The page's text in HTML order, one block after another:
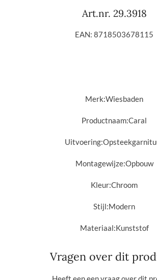
Art.nr. 29.3918
EAN: 8718503678115
Merk:Wiesbaden
Productnaam:Caral
Uitvoering:
Montagewijze:Opbouw
Kleur:Chroom
Stijl:Modern
Materiaal:Kunststof
Vragen over dit